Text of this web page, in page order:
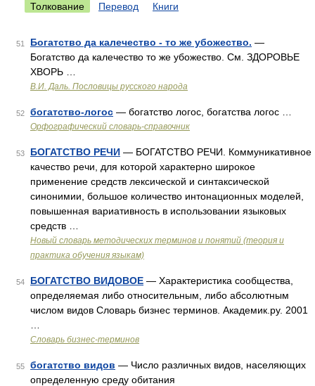
Толкование Перевод Книги
51 Богатство да калечество - то же убожество. —
Богатство да калечество то же убожество. См. ЗДОРОВЬЕ
ХВОРЬ …
В.И. Даль. Пословицы русского народа
52 богатство-логос — богатство логос, богатства логос …
Орфографический словарь-справочник
53 БОГАТСТВО РЕЧИ — БОГАТСТВО РЕЧИ. Коммуникативное
качество речи, для которой характерно широкое
применение средств лексической и синтаксической
синонимии, большое количество интонационных моделей,
повышенная вариативность в использовании языковых
средств …
Новый словарь методических терминов и понятий (теория и
практика обучения языкам)
54 БОГАТСТВО ВИДОВОЕ — Характеристика сообщества,
определяемая либо относительным, либо абсолютным
числом видов Словарь бизнес терминов. Академик.ру. 2001
Словарь бизнес-терминов
55 богатство видов — Число различных видов, населяющих
определенную среду обитания